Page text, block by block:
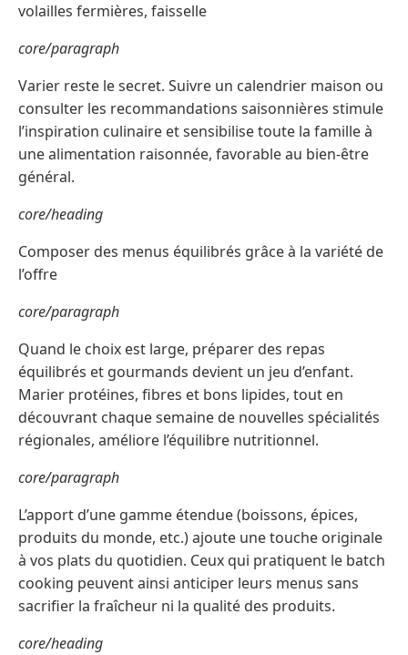
volailles fermières, faisselle
core/paragraph
Varier reste le secret. Suivre un calendrier maison ou
consulter les recommandations saisonnières stimule
l’inspiration culinaire et sensibilise toute la famille à
une alimentation raisonnée, favorable au bien-être
général.
core/heading
Composer des menus équilibrés grâce à la variété de
l’offre
core/paragraph
Quand le choix est large, préparer des repas
équilibrés et gourmands devient un jeu d’enfant.
Marier protéines, fibres et bons lipides, tout en
découvrant chaque semaine de nouvelles spécialités
régionales, améliore l’équilibre nutritionnel.
core/paragraph
L’apport d’une gamme étendue (boissons, épices,
produits du monde, etc.) ajoute une touche originale
à vos plats du quotidien. Ceux qui pratiquent le batch
cooking peuvent ainsi anticiper leurs menus sans
sacrifier la fraîcheur ni la qualité des produits.
core/heading